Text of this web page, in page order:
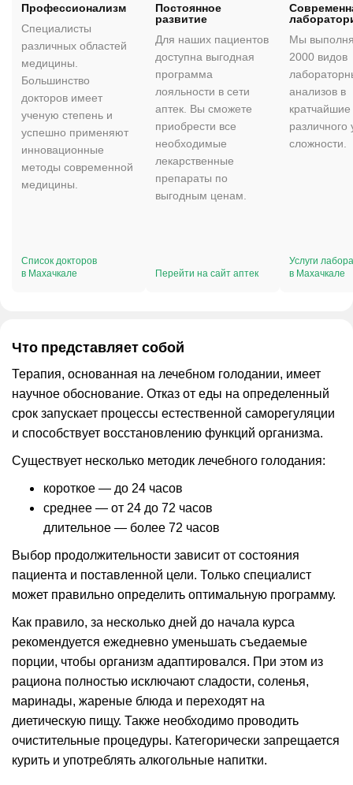
Профессионализм
Специалисты
различных областей
медицины.
Большинство
докторов имеет
ученую степень и
успешно применяют
инновационные
методы современной
медицины.
Список докторов
в Махачкале
Постоянное
развитие
Для наших пациентов
доступна выгодная
программа
лояльности в сети
аптек. Вы сможете
приобрести все
необходимые
лекарственные
препараты по
выгодным ценам.
Перейти на сайт аптек
Мы
2000 видов
анализов в
различного
сложности.
Услуги
в Махачкале
Что представляет собой
Терапия, основанная на лечебном голодании, имеет
научное обоснование. Отказ от еды на определенный
срок запускает процессы естественной саморегуляции
и способствует восстановлению функций организма.
Существует несколько методик лечебного голодания:
короткое — до 24 часов
среднее — от 24 до 72 часов
длительное — более 72 часов
Выбор продолжительности зависит от состояния
пациента и поставленной цели. Только специалист
может правильно определить оптимальную программу.
Как правило, за несколько дней до начала курса
рекомендуется ежедневно уменьшать съедаемые
порции, чтобы организм адаптировался. При этом из
рациона полностью исключают сладости, соленья,
маринады, жареные блюда и переходят на
диетическую пищу. Также необходимо проводить
очистительные процедуры. Категорически запрещается
курить и употреблять алкогольные напитки.